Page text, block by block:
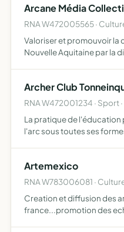
Arcane Média
RNA W472005565 ·
Valoriser et promouvoir la
Nouvelle Aquitaine par la
Archer Club
RNA W472001234 · Sport
La pratique de l'éducation
l'arc sous toutes ses
Artemexico
RNA W783006081 ·
Creation et diffusion des
france...promotion des